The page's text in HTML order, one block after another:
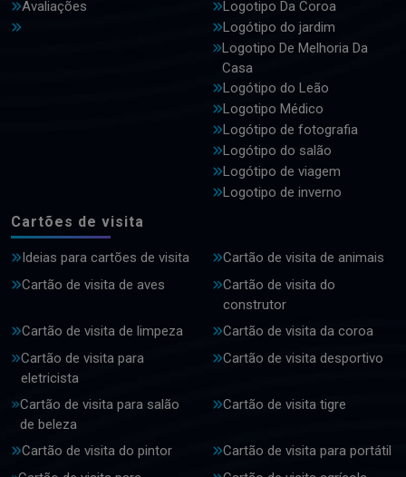
Avaliações
Logotipo Da Coroa
Logótipo do jardim
Logotipo De Melhoria Da
Casa
Logótipo do Leão
Logotipo Médico
Logótipo de fotografia
Logótipo do salão
Logótipo de viagem
Logotipo de inverno
Cartões de visita
Ideias para cartões de visita
Cartão de visita de animais
Cartão de visita de aves
Cartão de visita do
construtor
Cartão de visita de limpeza
Cartão de visita da coroa
Cartão de visita para
eletricista
Cartão de visita desportivo
Cartão de visita para salão
de beleza
Cartão de visita tigre
Cartão de visita do pintor
Cartão de visita para portátil